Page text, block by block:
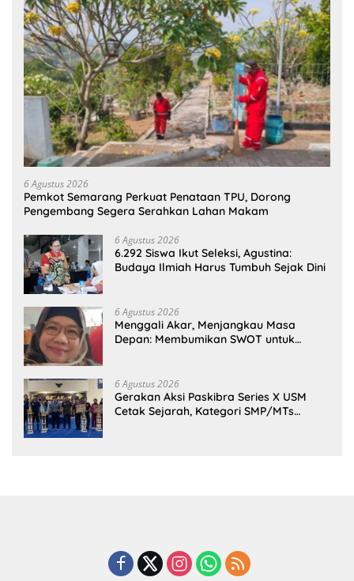
6 Agustus 2026
Pemkot Semarang Perkuat Penataan TPU, Dorong
Pengembang Segera Serahkan Lahan Makam
6 Agustus 2026
6.292 Siswa Ikut Seleksi, Agustina:
Budaya Ilmiah Harus Tumbuh Sejak Dini
6 Agustus 2026
Menggali Akar, Menjangkau Masa
Depan: Membumikan SWOT untuk
6 Agustus 2026
Gerakan Aksi Paskibra Series X USM
Cetak Sejarah, Kategori SMP/MTs